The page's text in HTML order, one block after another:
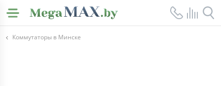
Коммутаторы в Минске